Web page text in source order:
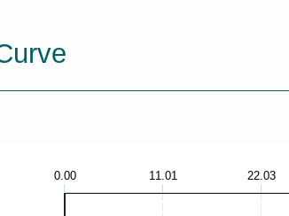
0.00 11.01 22.03